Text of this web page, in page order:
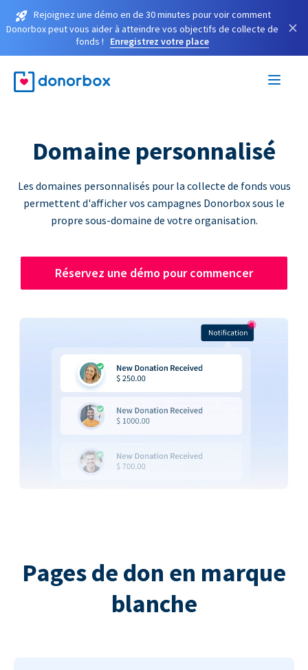
Rejoignez une démo en de 30 minutes pour voir comment
Donorbox peut vous aider à atteindre vos objectifs de collecte de
fonds !
Enregistrez votre place
×
Domaine personnalisé
Les domaines personnalisés pour la collecte de fonds vous
permettent d'afficher vos campagnes Donorbox sous le
propre sous-domaine de votre organisation.
Réservez une démo pour commencer
Pages de don en marque
blanche